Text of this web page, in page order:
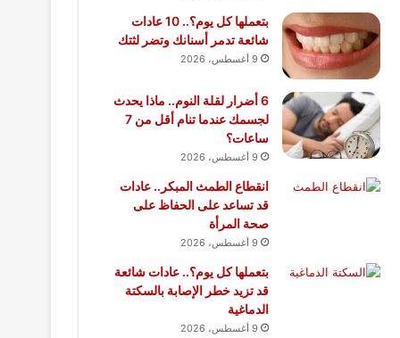
بتعملها كل يوم؟.. 10 عادات
شائعة تدمر أسنانك وتضر لثتك
9 أغسطس، 2026
6 أضرار لقلة النوم.. ماذا يحدث
لجسمك عندما تنام أقل من 7
ساعات؟
9 أغسطس، 2026
انقطاع الطمث المبكر.. عادات
قد تساعد على الحفاظ على
صحة المرأة
9 أغسطس، 2026
بتعملها كل يوم؟.. عادات شائعة
قد تزيد خطر الإصابة بالسكتة
الدماغية
9 أغسطس، 2026